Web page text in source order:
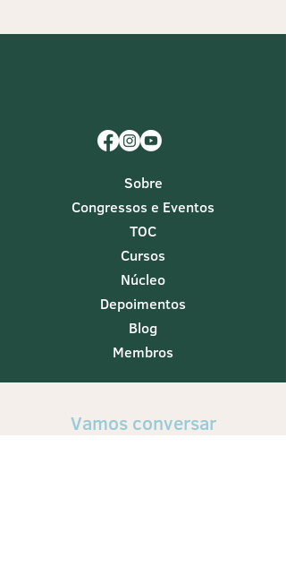
Sobre
Congressos e Eventos
TOC
Cursos
Núcleo
Depoimentos
Blog
Membros
Vamos conversar